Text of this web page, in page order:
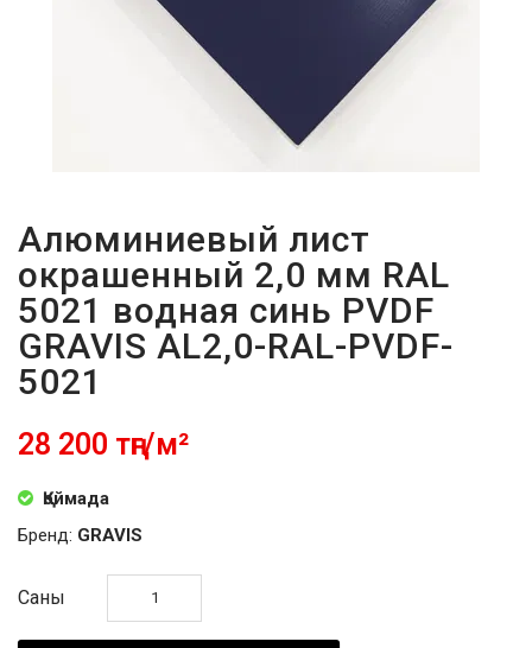
Алюминиевый лист
окрашенный 2,0 мм RAL
5021 водная синь PVDF
GRAVIS AL2,0-RAL-PVDF-
5021
28 200 тңг/м²
Қоймада
Бренд: GRAVIS
Саны